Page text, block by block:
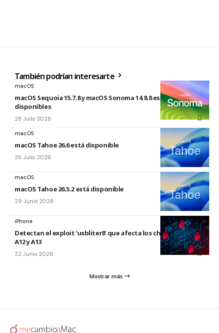
También podrían interesarte
macOS
macOS Sequoia 15.7.8 y macOS Sonoma 14.8.8 están
disponibles
28 Julio 2026
macOS
macOS Tahoe 26.6 está disponible
28 Julio 2026
macOS
macOS Tahoe 26.5.2 está disponible
29 Junio 2026
iPhone
Detectan el exploit ‘usbliter8’ que afecta los chips de Apple
A12 y A13
22 Junio 2026
Mostrar más